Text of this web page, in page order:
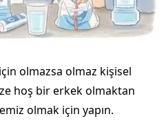
olmazsa olmaz kişisel
hoş bir erkek olmaktan
olmak için yapın.